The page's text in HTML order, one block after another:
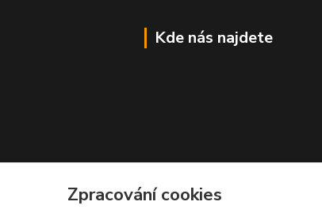
Kde nás najdete
Zpracování cookies